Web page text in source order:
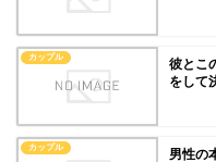
カップル
彼とこ
をして
カップル
男性の